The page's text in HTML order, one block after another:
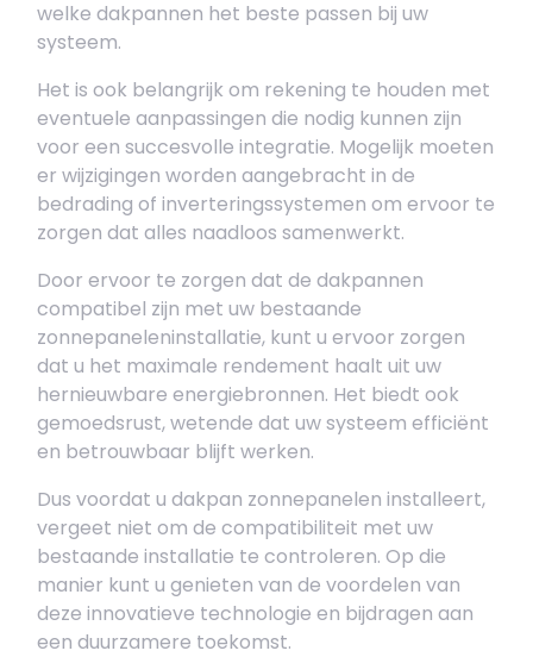
welke dakpannen het beste passen bij uw
systeem.
Het is ook belangrijk om rekening te houden met
eventuele aanpassingen die nodig kunnen zijn
voor een succesvolle integratie. Mogelijk moeten
er wijzigingen worden aangebracht in de
bedrading of inverteringssystemen om ervoor te
zorgen dat alles naadloos samenwerkt.
Door ervoor te zorgen dat de dakpannen
compatibel zijn met uw bestaande
zonnepaneleninstallatie, kunt u ervoor zorgen
dat u het maximale rendement haalt uit uw
hernieuwbare energiebronnen. Het biedt ook
gemoedsrust, wetende dat uw systeem efficiënt
en betrouwbaar blijft werken.
Dus voordat u dakpan zonnepanelen installeert,
vergeet niet om de compatibiliteit met uw
bestaande installatie te controleren. Op die
manier kunt u genieten van de voordelen van
deze innovatieve technologie en bijdragen aan
een duurzamere toekomst.